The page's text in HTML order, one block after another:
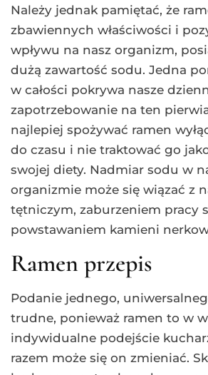
Należy jednak pamiętać, że
zbawiennych właściwości i
wpływu na nasz organizm,
dużą zawartość sodu. Jedna
w całości pokrywa nasze
zapotrzebowanie na ten
najlepiej spożywać ramen
do czasu i nie traktować go
swojej diety. Nadmiar sodu w
organizmie może się wiązać z
tętniczym, zaburzeniem pracy
powstawaniem kamieni
Ramen przepis
Podanie jednego,
trudne, ponieważ ramen to w
indywidualne podejście
razem może się on zmieniać.